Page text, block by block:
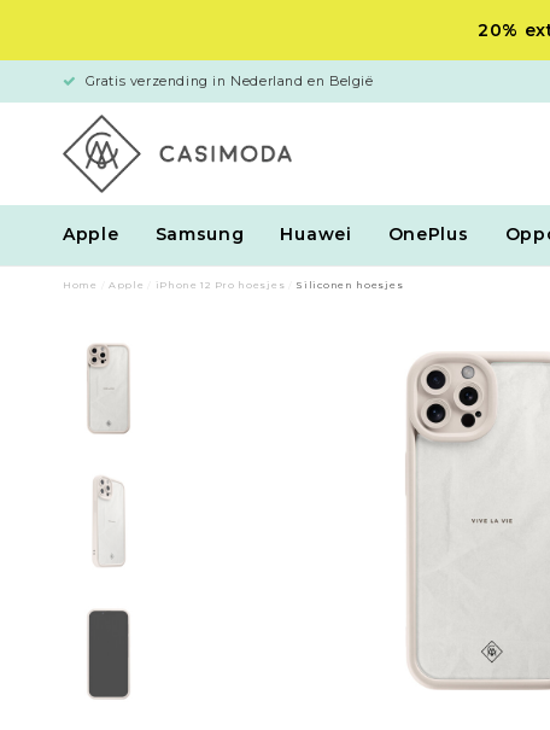
20%
Gratis verzending in Nederland en België
Apple Samsung Huawei OnePlus
Home Apple iPhone 12 Pro hoesjes Siliconen hoesjes